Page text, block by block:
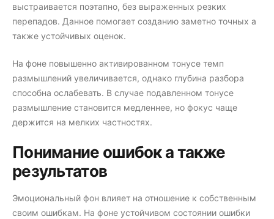
выстраивается поэтапно, без выраженных резких
перепадов. Данное помогает созданию заметно точных а
также устойчивых оценок.
На фоне повышенно активированном тонусе темп
размышлений увеличивается, однако глубина разбора
способна ослабевать. В случае подавленном тонусе
размышление становится медленнее, но фокус чаще
держится на мелких частностях.
Понимание ошибок а также
результатов
Эмоциональный фон влияет на отношение к собственным
своим ошибкам. На фоне устойчивом состоянии ошибки